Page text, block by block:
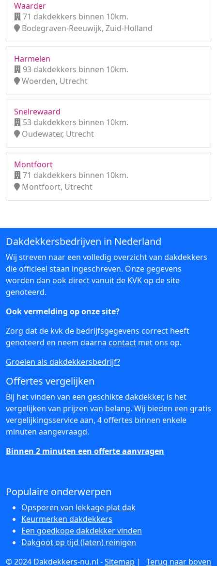
Waarder
71 dakdekkers binnen 10km.
Bodegraven-Reeuwijk, Zuid-Holland
Harmelen
93 dakdekkers binnen 10km.
Woerden, Utrecht
Snelrewaard
53 dakdekkers binnen 10km.
Oudewater, Utrecht
Montfoort
71 dakdekkers binnen 10km.
Montfoort, Utrecht
Dakdekkersbedrijven in Nederland
Wij streven naar een volledig overzicht van dakdekkers
die officieel staan ingeschreven. Onze gegevens
worden dan ook direct vanuit de KVK op de site
genoteerd.
Ook vermelding op onze site?
Zorg dat de kvk de bedrijfsgegevens correct heeft
genoteerd en neem daarna contact met ons op.
Groeien als dakdekkersbedrijf?
Offertes vergelijken
Bij het vinden van een geschikte dakdekker, is het
vergelijken van prijzen van belang. Wij bieden een gratis
vergelijkingsservice aan, 4 offertes binnen enkele
minuten aangevraagd.
Binnen 2 minuten een offerte aanvragen
Populaire onderwerpen
Opsporen van lekkage plat dak
Keurmerken dakdekkers
Een goedkope dakdekker vinden
Dakgoot op tijd (laten) reinigen
Terug naar boven
© 2024 Dakdekkers-nu.nl -Sitemap |